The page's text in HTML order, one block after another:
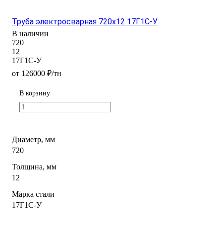
Труба электросварная 720х12 17Г1С-У
В наличии
720
12
17Г1С-У
от 126000 ₽/тн
В корзину
Диаметр, мм
720
Толщина, мм
12
Марка стали
17Г1С-У